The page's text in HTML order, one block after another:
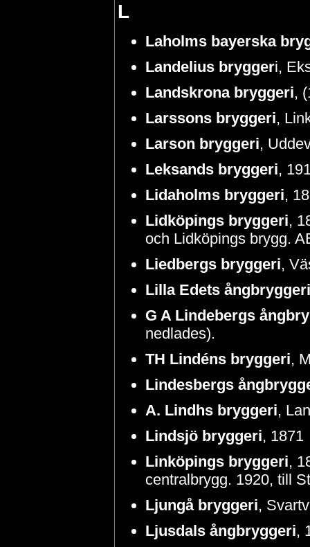
L
Laholms bayerska
Landelius bryggeri,
Landskrona bryggeri,
Larssons bryggeri,
Larson bryggeri,
Leksands bryggeri,
Lidaholms bryggeri,
Lidköpings bryggeri,
och Lidköpings brygg.
Liedbergs bryggeri,
Lilla Edets ångbryggeri
G A Lindebergs
nedlades).
TH Lindéns bryggeri,
Lindesbergs
A. Lindhs bryggeri,
Lindsjö bryggeri, 1871
Linköpings bryggeri,
centralbrygg. 1920, till
Ljungå bryggeri,
Ljusdals ångbryggeri,